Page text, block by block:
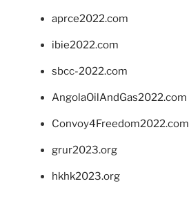
aprce2022.com
ibie2022.com
sbcc-2022.com
AngolaOilAndGas2022.com
Convoy4Freedom2022.com
grur2023.org
hkhk2023.org